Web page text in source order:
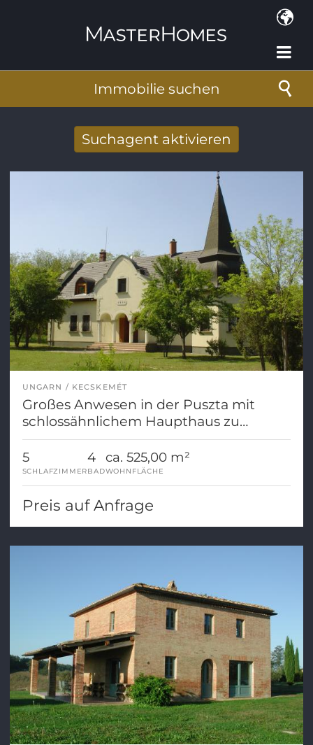
Immobilie suchen
Suchagent aktivieren
UNGARN KECSKEMÉT
Großes Anwesen in der Puszta mit
schlossähnlichem Haupthaus zu
verkaufen
5
SCHLAFZIMMER
4
BAD
ca. 525,00 m²
WOHNFLÄCHE
Preis auf Anfrage